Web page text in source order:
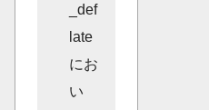
_def
late
にお
い